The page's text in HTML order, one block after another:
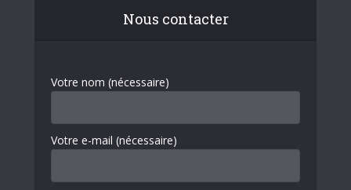
Nous contacter
Votre nom (nécessaire)
Votre e-mail (nécessaire)